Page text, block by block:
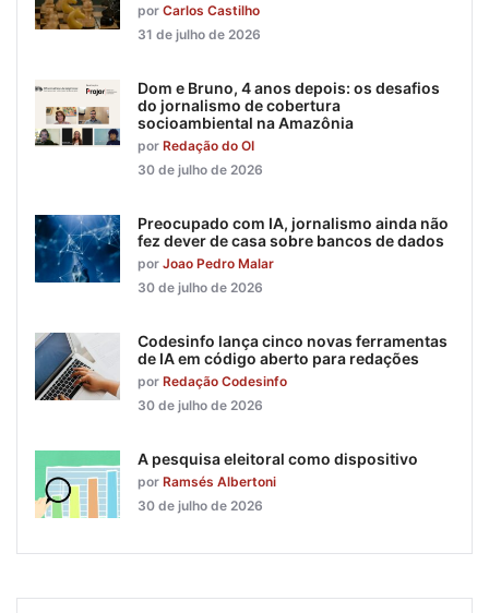
por Carlos Castilho
31 de julho de 2026
Dom e Bruno, 4 anos depois: os desafios
do jornalismo de cobertura
socioambiental na Amazônia
por Redação do OI
30 de julho de 2026
Preocupado com IA, jornalismo ainda não
fez dever de casa sobre bancos de dados
por Joao Pedro Malar
30 de julho de 2026
Codesinfo lança cinco novas ferramentas
de IA em código aberto para redações
por Redação Codesinfo
30 de julho de 2026
A pesquisa eleitoral como dispositivo
por Ramsés Albertoni
30 de julho de 2026